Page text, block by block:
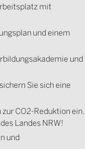
mit
und einem
und
Sie sich eine
CO2-Reduktion ein.
Landes NRW!
und